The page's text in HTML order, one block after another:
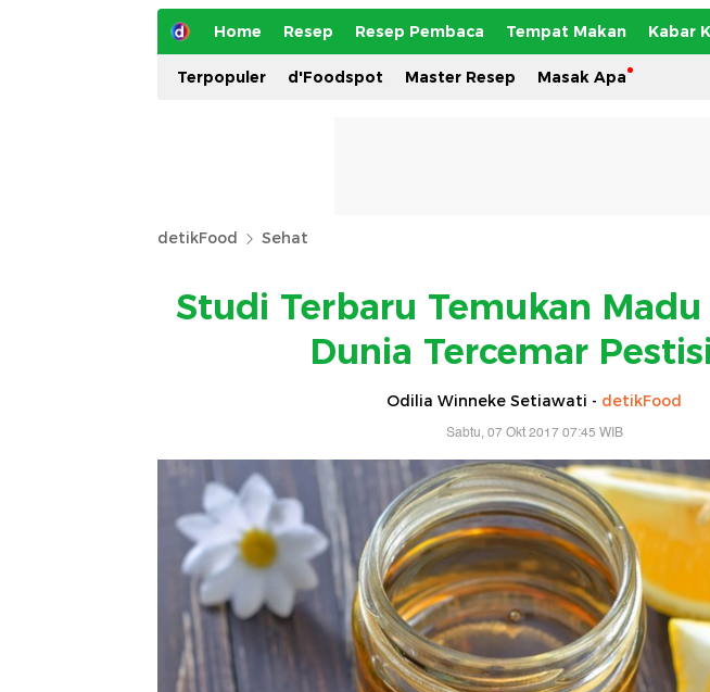
Home Resep Resep Pembaca Tempat Makan Kabar
Terpopuler d'Foodspot Master Resep Masak Apa
detikFood Sehat
Studi Terbaru Temukan
Dunia Tercemar
Odilia Winneke Setiawati - detikFood
Sabtu, 07 Okt 2017 07:45 WIB